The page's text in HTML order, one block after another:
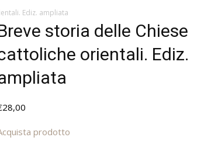
Ediz. ampliata
storia delle Chiese
orientali. Ediz.
28,00
prodotto